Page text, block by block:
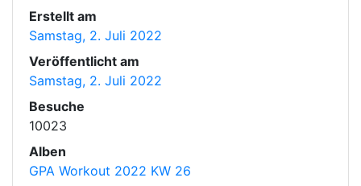
Erstellt am
Samstag, 2. Juli 2022
Veröffentlicht am
Samstag, 2. Juli 2022
Besuche
10023
Alben
GPA Workout 2022 KW 26